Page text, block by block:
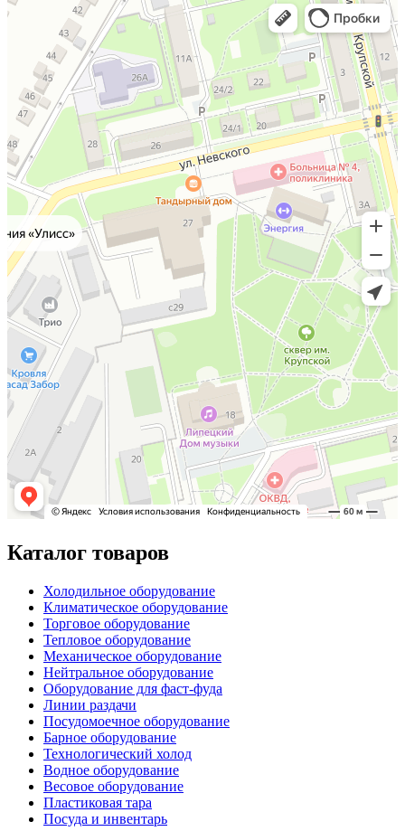
Каталог товаров
Холодильное оборудование
Климатическое оборудование
Торговое оборудование
Тепловое оборудование
Механическое оборудование
Нейтральное оборудование
Оборудование для фаст-фуда
Линии раздачи
Посудомоечное оборудование
Барное оборудование
Технологический холод
Водное оборудование
Весовое оборудование
Пластиковая тара
Посуда и инвентарь